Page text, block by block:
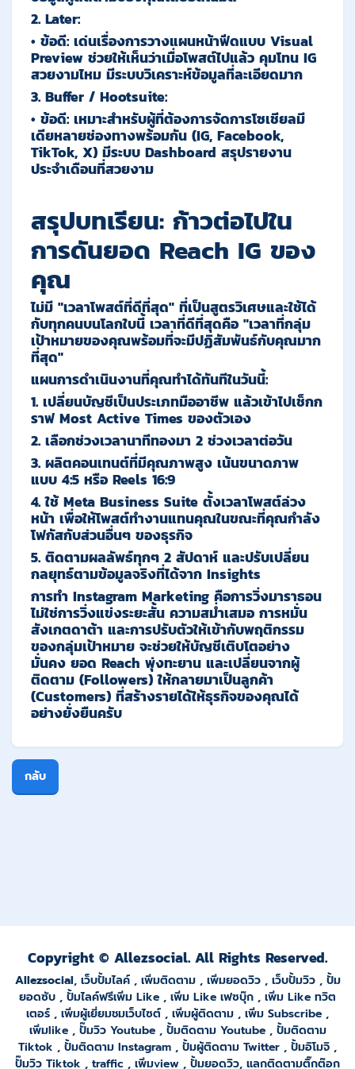
2. Later:
• ข้อดี: เด่นเรื่องการวางแผนหน้าฟีดแบบ Visual
Preview ช่วยให้เห็นว่าเมื่อโพสต์ไปแล้ว คุมโทน IG
สวยงามไหม มีระบบวิเคราะห์ข้อมูลที่ละเอียดมาก
3. Buffer / Hootsuite:
• ข้อดี: เหมาะสำหรับผู้ที่ต้องการจัดการโซเชียลมี
เดียหลายช่องทางพร้อมกัน (IG, Facebook,
TikTok, X) มีระบบ Dashboard สรุปรายงาน
ประจำเดือนที่สวยงาม
สรุปบทเรียน: ก้าวต่อไปใน
การดันยอด Reach IG ของ
คุณ
ไม่มี "เวลาโพสต์ที่ดีที่สุด" ที่เป็นสูตรวิเศษและใช้ได้
กับทุกคนบนโลกใบนี้ เวลาที่ดีที่สุดคือ "เวลาที่กลุ่ม
เป้าหมายของคุณพร้อมที่จะมีปฏิสัมพันธ์กับคุณมาก
ที่สุด"
แผนการดำเนินงานที่คุณทำได้ทันทีในวันนี้:
1. เปลี่ยนบัญชีเป็นประเภทมืออาชีพ แล้วเข้าไปเช็กก
ราฟ Most Active Times ของตัวเอง
2. เลือกช่วงเวลานาทีทองมา 2 ช่วงเวลาต่อวัน
3. ผลิตคอนเทนต์ที่มีคุณภาพสูง เน้นขนาดภาพ
แบบ 4:5 หรือ Reels 16:9
4. ใช้Meta Business Suite ตั้งเวลาโพสต์ล่วง
หน้า เพื่อให้โพสต์ทำงานแทนคุณในขณะที่คุณกำลัง
โฟกัสกับส่วนอื่นๆ ของธุรกิจ
5. ติดตามผลลัพธ์ทุกๆ 2 สัปดาห์ และปรับเปลี่ยน
กลยุทธ์ตามข้อมูลจริงที่ได้จาก Insights
การทำ Instagram Marketing คือการวิ่งมาราธอน
ไม่ใช่การวิ่งแข่งระยะสั้น ความสม่ำเสมอ การหมั่น
สังเกตดาต้า และการปรับตัวให้เข้ากับพฤติกรรม
ของกลุ่มเป้าหมาย จะช่วยให้บัญชีเติบโตอย่าง
มั่นคง ยอด Reach พุ่งทะยาน และเปลี่ยนจากผู้
ติดตาม (Followers) ให้กลายมาเป็นลูกค้า
(Customers) ที่สร้างรายได้ให้ธุรกิจของคุณได้
อย่างยั่งยืนครับ
กลับ
Copyright © Allezsocial. All Rights Reserved.
Allezsocial, เว็บปั้มไลค์, เพิ่มติดตาม, เพิ่มยอดวิว, เว็บปั้มวิว, ปั้ม
ยอดซับ , ปั้มไลค์ฟรีเพิ่ม Like , เพิ่ม Like เฟซบุ๊ก , เพิ่ม Like ทวิต
เตอร์ , เพิ่มผู้เยี่ยมชมเว็บไซต์ , เพิ่มผู้ติดตาม , เพิ่ม Subscribe ,
เพิ่มlike , ปั๊มวิว Youtube, ปั้มติดตาม Youtube, ปั้มติดตาม
Tiktok , ปั้มติดตาม Instagram , ปั้มผู้ติดตาม Twitter , ปั้มอิโมจิ ,
ปั๊มวิว Tiktok , traffic , เพิ่มview , ปั้มยอดวิว, แลกติดตามติ๊กต๊อก